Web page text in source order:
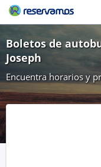
Boletos de
Joseph
Encuentra horarios y